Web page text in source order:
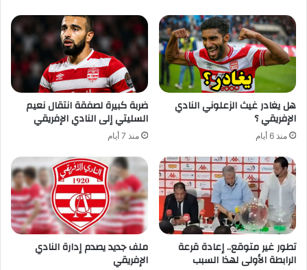
هل يغادر غيث الزعلوني النادي
الإفريقي ؟
منذ 6 أيام
ضربة كبيرة لصفقة انتقال نعيم
السليتي إلى النادي الإفريقي
منذ 7 أيام
تطور غير متوقع.. إعادة قرعة
الرابطة الأولى لهذا السبب
ملف جديد يصدم إدارة النادي
الإفريقي